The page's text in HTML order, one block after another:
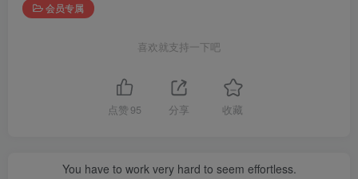
会员专属
喜欢就支持一下吧
点赞 95 分享 收藏
You have to work very hard to seem effortless.